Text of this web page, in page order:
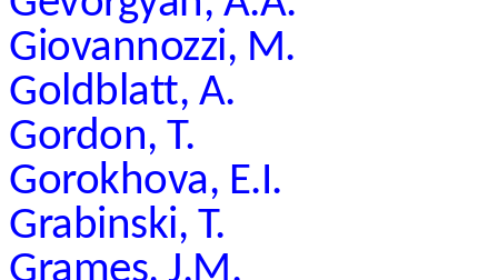
Giovannozzi, M.
Goldblatt, A.
Gordon, T.
Gorokhova, E.I.
Grabinski, T.
Grames, J.M.